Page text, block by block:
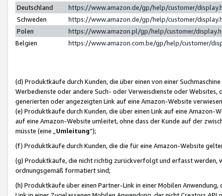
Deutschland
https://www.amazon.de/gp/help/customer/
Schweden
https://www.amazon.de/gp/help/customer/
Polen
https://www.amazon.pl/gp/help/customer/
Belgien
https://www.amazon.com.be/gp/help/customer/
(d) Produktkäufe durch Kunden, die über einen von einer
Werbedienste oder andere Such- oder Verweisdienste oder Websites,
generierten oder angezeigten Link auf eine Amazon-Website
(e) Produktkäufe durch Kunden, die über einen Link auf eine
auf eine Amazon-Website umleitet, ohne dass der Kunde auf der
müsste (eine „ Umleitung“);
(f) Produktkäufe durch Kunden, die die für eine Amazon-Website
(g) Produktkäufe, die nicht richtig zurückverfolgt und erfasst werden,
ordnungsgemäß formatiert sind;
(h) Produktkäufe über einen Partner-Link in einer Mobilen